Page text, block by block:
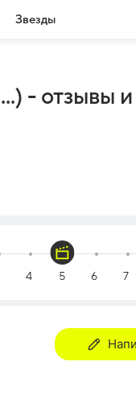
Звезды
- отзывы